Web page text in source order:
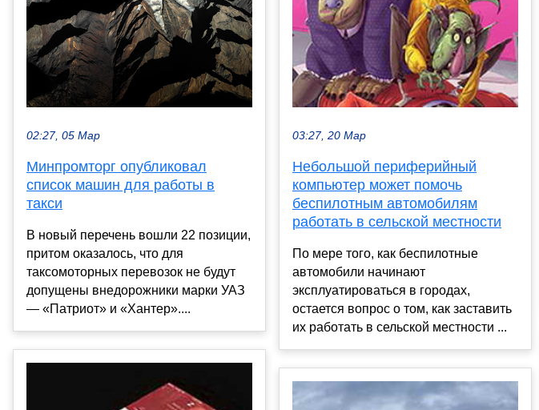
02:27, 05 Мар
Минпромторг опубликовал
список машин для работы в
такси
В новый перечень вошли 22 позиции,
притом оказалось, что для
таксомоторных перевозок не будут
допущены внедорожники марки УАЗ
— «Патриот» и «Хантер»....
03:27, 20 Мар
Небольшой периферийный
компьютер может помочь
беспилотным автомобилям
работать в сельской местности
По мере того, как беспилотные
автомобили начинают
эксплуатироваться в городах,
остается вопрос о том, как заставить
их работать в сельской местности ...